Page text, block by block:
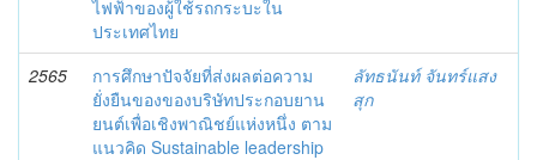
ไฟฟ้าของผู้ใช้รถกระบะใน
ประเทศไทย
2565
การศึกษาปัจจัยที่ส่งผลต่อความ
ยั่งยืนของของบริษัทประกอบยาน
ยนต์เพื่อเชิงพาณิชย์แห่งหนึ่ง ตาม
แนวคิด Sustainable leadership
ลัทธนันท์ จันทร์แสง
สุก